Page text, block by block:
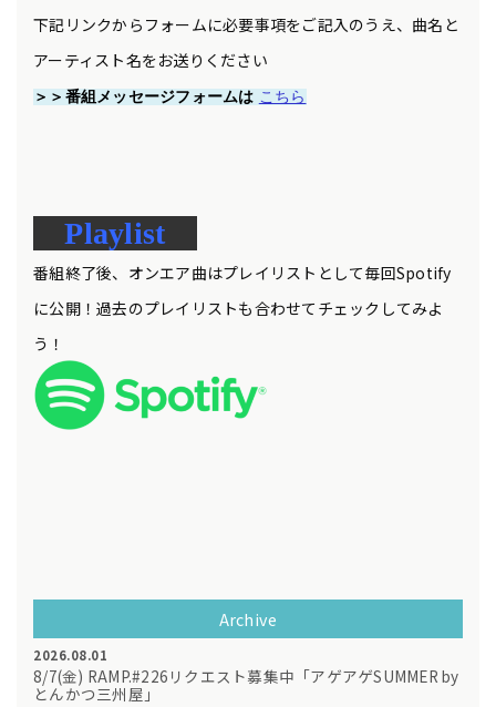
下記リンクからフォームに必要事項をご記入のうえ、曲名と
アーティスト名をお送りください
＞＞番組メッセージフォームは こちら
Playlist
番組終了後、オンエア曲はプレイリストとして毎回Spotify
に公開！過去のプレイリストも合わせてチェックしてみよ
う！
Archive
2026.08.01
8/7(金) RAMP.#226リクエスト募集中「アゲアゲSUMMER by
とんかつ三州屋」